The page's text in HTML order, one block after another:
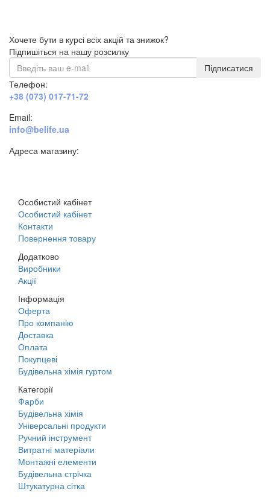
Хочете бути в курсі всіх акцій та знижок?
Підпишіться на нашу розсилку
Підписатися
Телефон:
+38 (073) 017-71-72
Email:
info@belife.ua
Адреса магазину:
Особистий кабінет
Особистий кабінет
Контакти
Повернення товару
Додатково
Виробники
Акції
Інформація
Оферта
Про компанію
Доставка
Оплата
Покупцеві
Будівельна хімія гуртом
Категорії
Фарби
Будівельна хімія
Універсальні продукти
Ручний інструмент
Витратні матеріали
Монтажні елементи
Будівельна стрічка
Штукатурна сітка